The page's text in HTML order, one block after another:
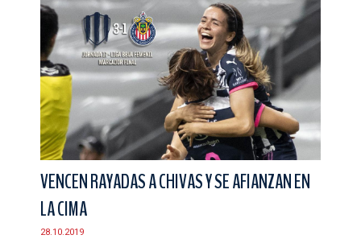
VENCEN RAYADAS A CHIVAS Y SE AFIANZAN EN
LA CIMA
28.10.2019